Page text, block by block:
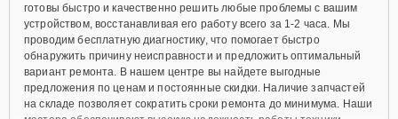
готовы быстро и качественно решить любые проблемы с вашим
устройством, восстанавливая его работу всего за 1-2 часа. Мы
проводим бесплатную диагностику, что помогает быстро
обнаружить причину неисправности и предложить оптимальный
вариант ремонта. В нашем центре вы найдете выгодные
предложения по ценам и постоянные скидки. Наличие запчастей
на складе позволяет сократить сроки ремонта до минимума. Наши